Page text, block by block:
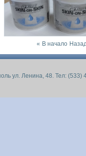
« В начало
ул. Ленина, 48. Тел: (533)